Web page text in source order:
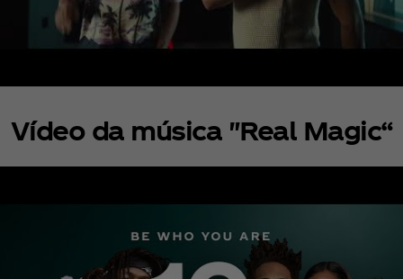
Vídeo da música "Real Magic“